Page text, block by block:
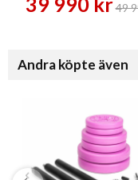
49
Andra köpte även